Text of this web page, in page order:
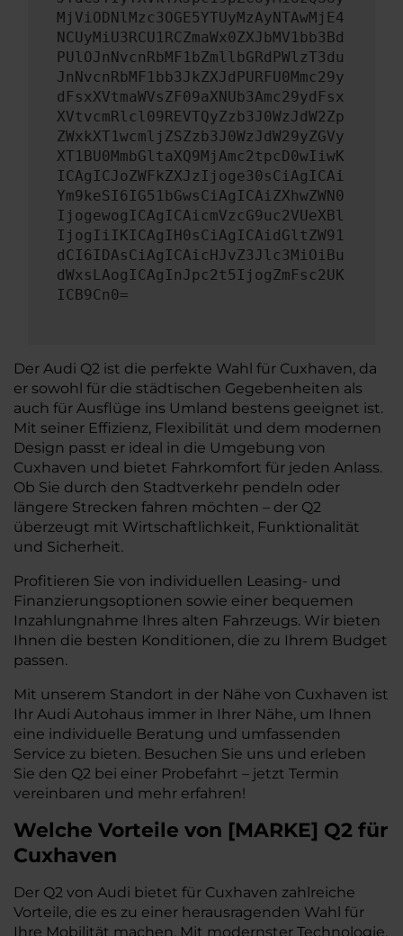
MjViODNlMzc3OGE5YTUyMzAyNTAwMjE4
NCUyMiU3RCU1RCZmaWx0ZXJbMV1bb3Bd
PUlOJnNvcnRbMF1bZmllbGRdPWlzT3du
JnNvcnRbMF1bb3JkZXJdPURFU0Mmc29y
dFsxXVtmaWVsZF09aXNUb3Amc29ydFsx
XVtvcmRlcl09REVTQyZzb3J0WzJdW2Zp
ZWxkXT1wcmljZSZzb3J0WzJdW29yZGVy
XT1BU0MmbGltaXQ9MjAmc2tpcD0wIiwK
ICAgICJoZWFkZXJzIjoge30sCiAgICAi
Ym9keSI6IG51bGwsCiAgICAiZXhwZWN0
IjogewogICAgICAicmVzcG9uc2VUeXBl
IjogIiIKICAgIH0sCiAgICAidGltZW91
dCI6IDAsCiAgICAicHJvZ3Jlc3MiOiBu
dWxsLAogICAgInJpc2t5IjogZmFsc2UK
ICB9Cn0=
Der Audi Q2 ist die perfekte Wahl für Cuxhaven, da
er sowohl für die städtischen Gegebenheiten als
auch für Ausflüge ins Umland bestens geeignet ist.
Mit seiner Effizienz, Flexibilität und dem modernen
Design passt er ideal in die Umgebung von
Cuxhaven und bietet Fahrkomfort für jeden Anlass.
Ob Sie durch den Stadtverkehr pendeln oder
längere Strecken fahren möchten – der Q2
überzeugt mit Wirtschaftlichkeit, Funktionalität
und Sicherheit.
Profitieren Sie von individuellen Leasing- und
Finanzierungsoptionen sowie einer bequemen
Inzahlungnahme Ihres alten Fahrzeugs. Wir bieten
Ihnen die besten Konditionen, die zu Ihrem Budget
passen.
Mit unserem Standort in der Nähe von Cuxhaven ist
Ihr Audi Autohaus immer in Ihrer Nähe, um Ihnen
eine individuelle Beratung und umfassenden
Service zu bieten. Besuchen Sie uns und erleben
Sie den Q2 bei einer Probefahrt – jetzt Termin
vereinbaren und mehr erfahren!
Welche Vorteile von [MARKE] Q2 für
Cuxhaven
Der Q2 von Audi bietet für Cuxhaven zahlreiche
Vorteile, die es zu einer herausragenden Wahl für
Ihre Mobilität machen. Mit modernster Technologie,